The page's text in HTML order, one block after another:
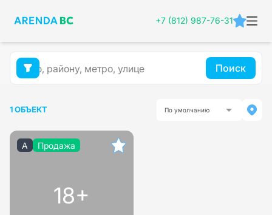
+7 (812) 987-76-31
Поиск
1 ОБЪЕКТ По умолчанию
A Продажа
18+